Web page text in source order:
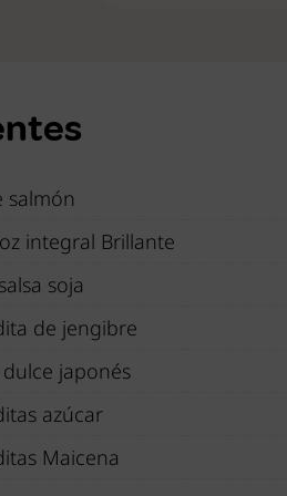
salmón
integral Brillante
soja
de jengibre
japonés
azúcar
Maicena